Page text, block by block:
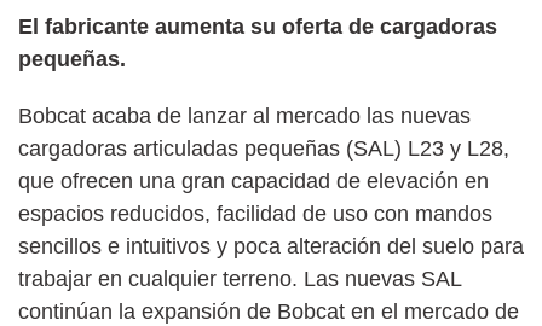
El fabricante aumenta su oferta de cargadoras
pequeñas.
Bobcat acaba de lanzar al mercado las nuevas
cargadoras articuladas pequeñas (SAL) L23 y L28,
que ofrecen una gran capacidad de elevación en
espacios reducidos, facilidad de uso con mandos
sencillos e intuitivos y poca alteración del suelo para
trabajar en cualquier terreno. Las nuevas SAL
continúan la expansión de Bobcat en el mercado de